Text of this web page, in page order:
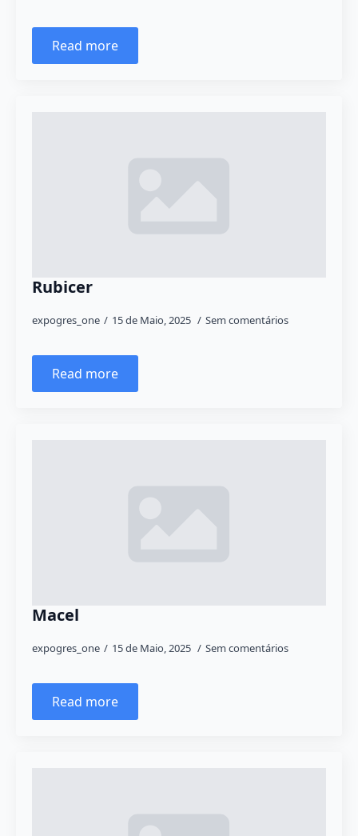
Read more
Rubicer
expogres_one 15 de Maio, 2025 Sem comentários
Read more
Macel
expogres_one 15 de Maio, 2025 Sem comentários
Read more